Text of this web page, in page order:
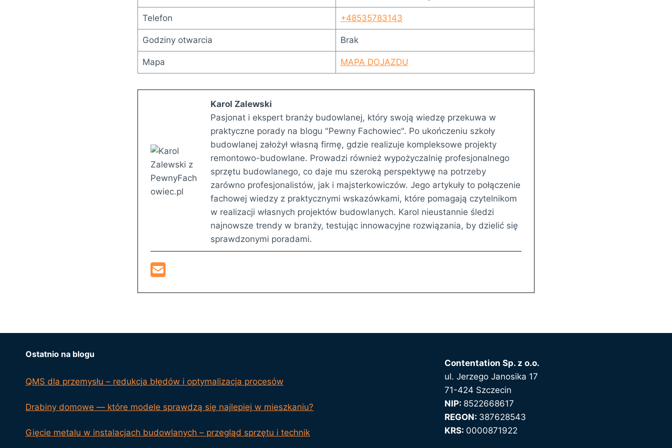
Telefon +48535783143
Godziny otwarcia Brak
Mapa MAPA DOJAZDU
Karol Zalewski
Pasjonat i ekspert branży budowlanej, który swoją wiedzę przekuwa w
praktyczne porady na blogu "Pewny Fachowiec". Po ukończeniu szkoły
budowlanej założył własną firmę, gdzie realizuje kompleksowe projekty
remontowo-budowlane. Prowadzi również wypożyczalnię profesjonalnego
sprzętu budowlanego, co daje mu szeroką perspektywę na potrzeby
zarówno profesjonalistów, jak i majsterkowiczów. Jego artykuły to połączenie
fachowej wiedzy z praktycznymi wskazówkami, które pomagają czytelnikom
w realizacji własnych projektów budowlanych. Karol nieustannie śledzi
najnowsze trendy w branży, testując innowacyjne rozwiązania, by dzielić się
sprawdzonymi poradami.
Ostatnio na blogu
QMS dla przemysłu – redukcja błędów i optymalizacja procesów
Drabiny domowe — które modele sprawdzą się najlepiej w mieszkaniu?
Gięcie metalu w instalacjach budowlanych – przegląd sprzętu i technik
Contentation Sp. z o.o.
ul. Jerzego Janosika 17
71-424 Szczecin
NIP: 8522668617
REGON: 387628543
KRS: 0000871922